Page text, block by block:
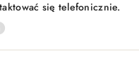
się telefonicznie.